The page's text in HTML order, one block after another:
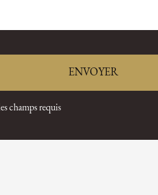
champs requis